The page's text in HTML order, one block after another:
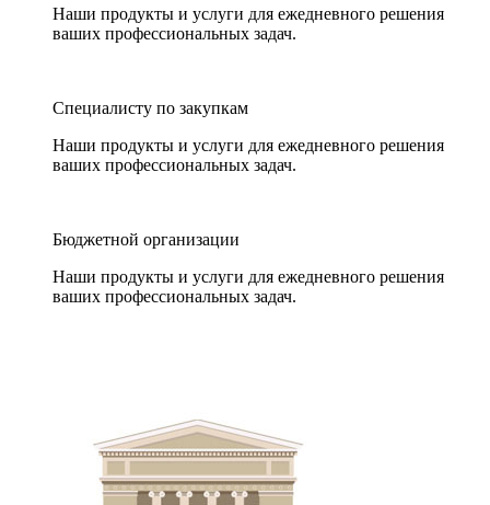
Наши продукты и услуги для ежедневного решения
ваших профессиональных задач.
Специалисту по закупкам
Наши продукты и услуги для ежедневного решения
ваших профессиональных задач.
Бюджетной организации
Наши продукты и услуги для ежедневного решения
ваших профессиональных задач.